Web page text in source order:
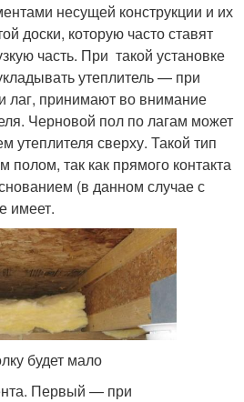
несущей конструкции и их
доски, которую часто ставят
часть. При такой установке
утеплитель — при
лаг, принимают во внимание
Черновой пол по лагам может
утеплителя сверху. Такой тип
так как прямого контакта
(в данном случае с
имеет.
будет мало
Первый — при